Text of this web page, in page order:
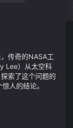
传奇的NASA工
Lee）从太空科
索了这个问题的
人的结论。